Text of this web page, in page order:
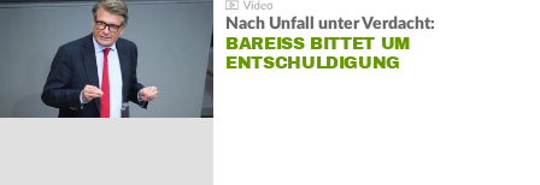
Nach Unfall unter Verdacht:
BAREISS BITTET UM E
NTSCHULDIGUNG